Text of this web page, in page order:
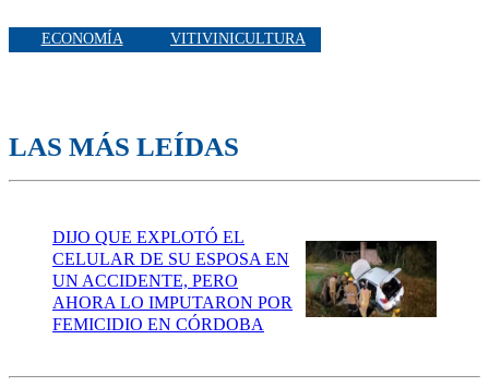
ECONOMÍA VITIVINICULTURA
LAS MÁS LEÍDAS
DIJO QUE EXPLOTÓ EL
CELULAR DE SU ESPOSA EN
UN ACCIDENTE, PERO
AHORA LO IMPUTARON POR
FEMICIDIO EN CÓRDOBA